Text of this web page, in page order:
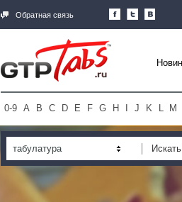
Обратная связь
0-9 A B C D E F G H J K L M
табулатура